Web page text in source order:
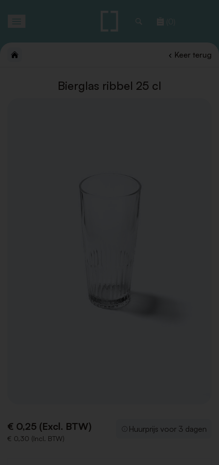
(0)
Keer terug
Bierglas ribbel 25 cl
€ 0,25 (Excl. BTW)
€ 0,30 (Incl. BTW)
Huurprijs voor 3 dagen